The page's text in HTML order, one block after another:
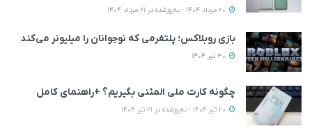
بازی روبلاکس؛ پلتفرمی که نوجوانان را میلیونر می‌کند
چگونه کارت ملی المثنی بگیریم؟ +راهنمای کامل